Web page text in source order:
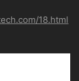
18.html